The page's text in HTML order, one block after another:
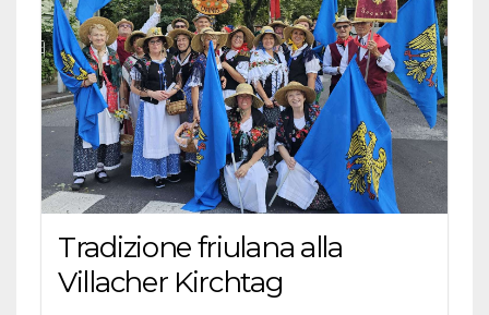
Tradizione friulana alla
Villacher Kirchtag